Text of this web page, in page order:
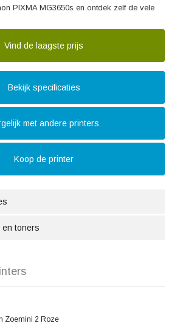
PIXMA MG3650s en ontdek zelf de vele
Vind de laagste prijs
Bekijk specificaties
met andere printers
Koop de printer
en toners
Zoemini 2 Roze